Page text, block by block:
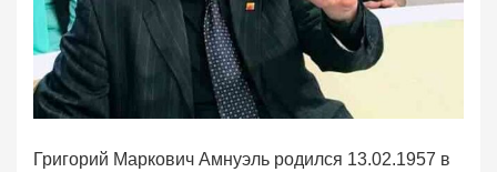
Григорий Маркович Амнуэль родился 13.02.1957 в